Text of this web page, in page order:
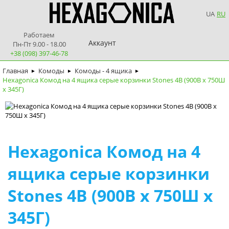
UA RU
Работаем
Пн-Пт 9.00 - 18.00
+38 (098) 397-46-78
Аккаунт
Главная ► Комоды ► Комоды - 4 ящика ►
Hexagonica Комод на 4 ящика серые корзинки Stones 4В (900В х 750Ш
х 345Г)
Hexagonica Комод на 4
ящика серые корзинки
Stones 4В (900В х 750Ш х
345Г)